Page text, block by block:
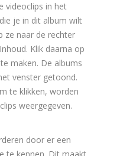
videoclips in het
je in dit album wilt
ze naar de rechter
Klik daarna op
maken. De albums
venster getoond.
te klikken, worden
weergegeven.
door er een